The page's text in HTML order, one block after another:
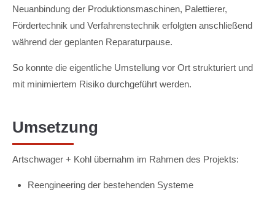
Neuanbindung der Produktionsmaschinen, Palettierer,
Fördertechnik und Verfahrenstechnik erfolgten anschließend
während der geplanten Reparaturpause.
So konnte die eigentliche Umstellung vor Ort strukturiert und
mit minimiertem Risiko durchgeführt werden.
Umsetzung
Artschwager + Kohl übernahm im Rahmen des Projekts:
Reengineering der bestehenden Systeme